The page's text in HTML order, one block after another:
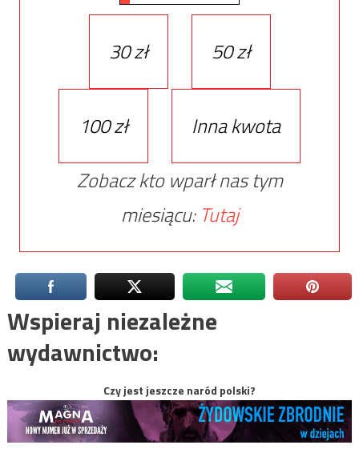
30 zł 50 zł
100 zł
Inna kwota
Zobacz kto wparł nas tym
miesiącu: Tutaj
Wspieraj niezależne
wydawnictwo:
Czy jest jeszcze naród polski?